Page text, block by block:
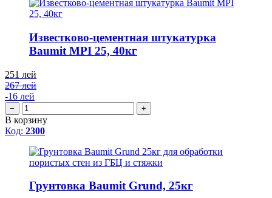
Известково-цементная штукатурка
Baumit MPI 25, 40кг
251 лей
267 лей
-16 лей
− +
В корзину
Код: 2300
Грунтовка Baumit Grund, 25кг